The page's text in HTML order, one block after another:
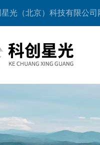
光（北京）科技有限公司